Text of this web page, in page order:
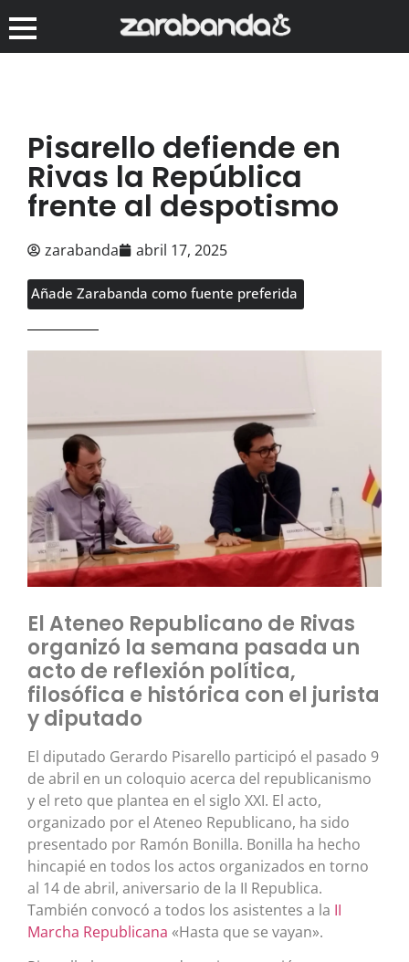
Pisarello defiende en
Rivas la República
frente al despotismo
zarabanda abril 17, 2025
Añade Zarabanda como fuente preferida
El Ateneo Republicano de Rivas
organizó la semana pasada un
acto de reflexión política,
filosófica e histórica con el jurista
y diputado
El diputado Gerardo Pisarello participó el pasado 9
de abril en un coloquio acerca del republicanismo
y el reto que plantea en el siglo XXI. El acto,
organizado por el Ateneo Republicano, ha sido
presentado por Ramón Bonilla. Bonilla ha hecho
hincapié en todos los actos organizados en torno
al 14 de abril, aniversario de la II Republica.
También convocó a todos los asistentes a la II
Marcha Republicana «Hasta que se vayan».